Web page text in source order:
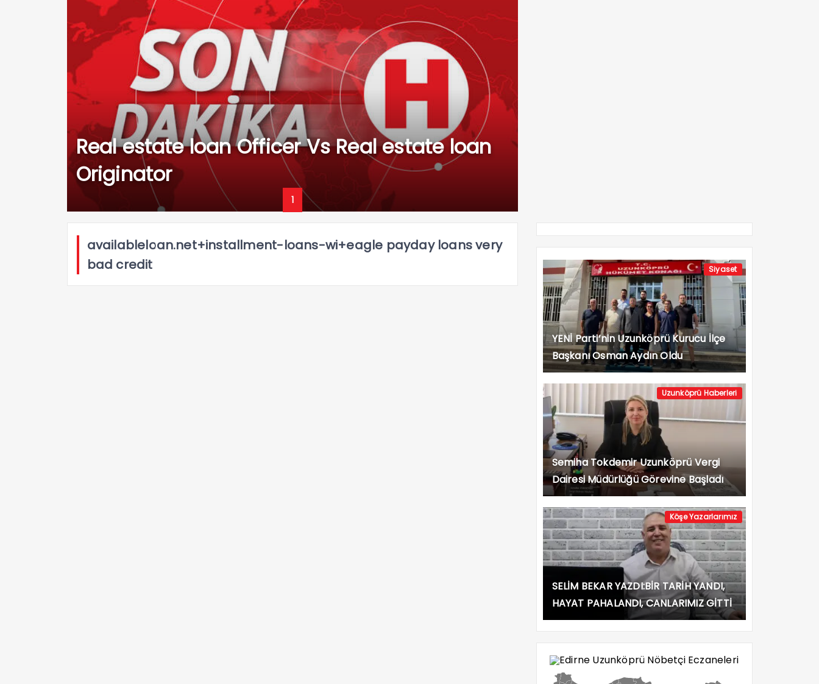
Real estate loan Officer Vs Real estate loan
Originator
1
availableloan.net+installment-loans-wi+eagle payday loans very
bad credit
Siyaset
YENİ Parti’nin Uzunköprü Kurucu İlçe
Başkanı Osman Aydın Oldu
Uzunköprü Haberleri
Semiha Tokdemir Uzunköprü Vergi
Dairesi Müdürlüğü Görevine Başladı
Köşe Yazarlarımız
SELİM BEKAR YAZDI:BİR TARİH YANDI,
HAYAT PAHALANDI, CANLARIMIZ GİTTİ